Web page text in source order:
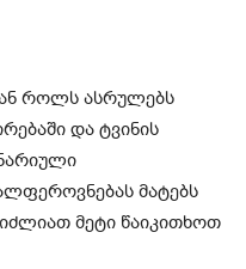
როლს ასრულებს
და ტვინის
მატებს
მეტი წაიკითხოთ